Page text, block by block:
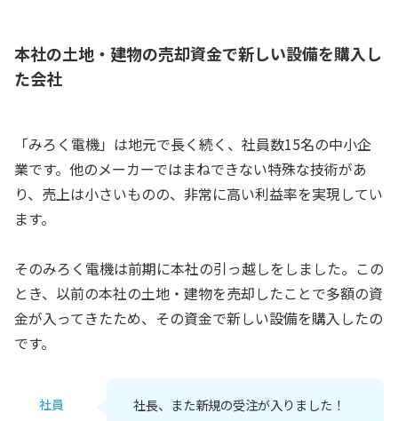
本社の土地・建物の売却資金で新しい設備を購入し
た会社
「みろく電機」は地元で長く続く、社員数15名の中小企
業です。他のメーカーではまねできない特殊な技術があ
り、売上は小さいものの、非常に高い利益率を実現してい
ます。
そのみろく電機は前期に本社の引っ越しをしました。この
とき、以前の本社の土地・建物を売却したことで多額の資
金が入ってきたため、その資金で新しい設備を購入したの
です。
社員 社長、また新規の受注が入りました！